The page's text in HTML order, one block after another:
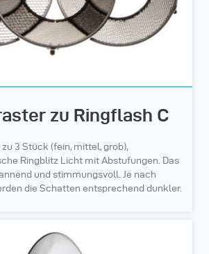
zu Ringflash C
3 Stück (fein, mittel, grob),
Ringblitz Licht mit Abstufungen. Das
und stimmungsvoll. Je nach
die Schatten entsprechend dunkler.